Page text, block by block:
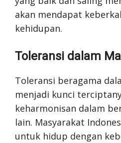
akan mendapat
kehidupan.
Toleransi dalam
Toleransi beragama
menjadi kunci
keharmonisan dalam
lain. Masyarakat
untuk hidup dengan